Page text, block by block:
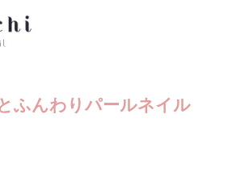
ふんわりパールネイル